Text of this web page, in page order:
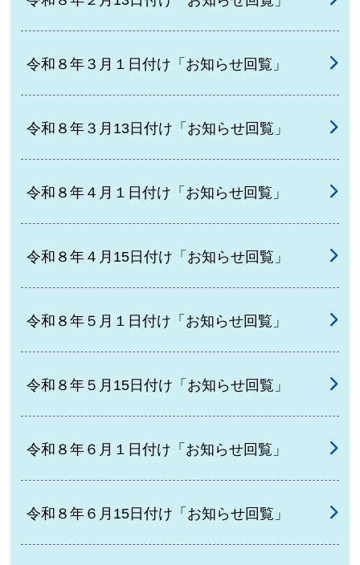
令和８年３月１日付け「お知らせ回覧」
令和８年３月13日付け「お知らせ回覧」
令和８年４月１日付け「お知らせ回覧」
令和８年４月15日付け「お知らせ回覧」
令和８年５月１日付け「お知らせ回覧」
令和８年５月15日付け「お知らせ回覧」
令和８年６月１日付け「お知らせ回覧」
令和８年６月15日付け「お知らせ回覧」